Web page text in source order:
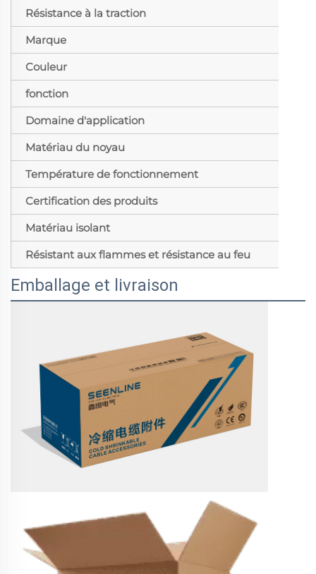
Résistance à la traction
Marque
Couleur
fonction
Domaine d'application
Matériau du noyau
Température de fonctionnement
Certification des produits
Matériau isolant
Résistant aux flammes et résistance au feu
Emballage et livraison